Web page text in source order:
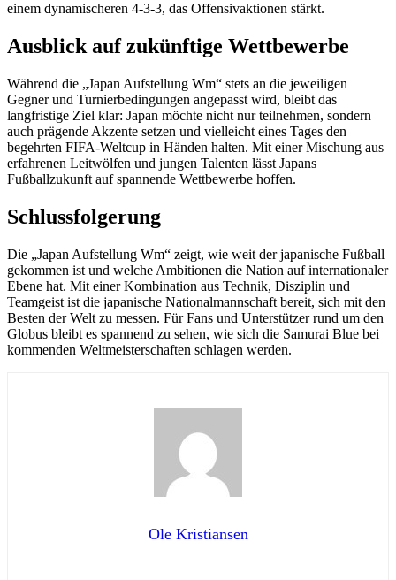
einem dynamischeren 4-3-3, das Offensivaktionen stärkt.
Ausblick auf zukünftige Wettbewerbe
Während die „Japan Aufstellung Wm“ stets an die jeweiligen
Gegner und Turnierbedingungen angepasst wird, bleibt das
langfristige Ziel klar: Japan möchte nicht nur teilnehmen, sondern
auch prägende Akzente setzen und vielleicht eines Tages den
begehrten FIFA-Weltcup in Händen halten. Mit einer Mischung aus
erfahrenen Leitwölfen und jungen Talenten lässt Japans
Fußballzukunft auf spannende Wettbewerbe hoffen.
Schlussfolgerung
Die „Japan Aufstellung Wm“ zeigt, wie weit der japanische Fußball
gekommen ist und welche Ambitionen die Nation auf internationaler
Ebene hat. Mit einer Kombination aus Technik, Disziplin und
Teamgeist ist die japanische Nationalmannschaft bereit, sich mit den
Besten der Welt zu messen. Für Fans und Unterstützer rund um den
Globus bleibt es spannend zu sehen, wie sich die Samurai Blue bei
kommenden Weltmeisterschaften schlagen werden.
Ole Kristiansen